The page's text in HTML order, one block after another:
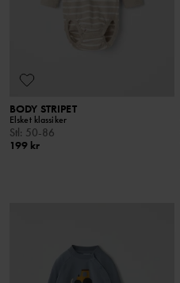
BODY STRIPET
Elsket klassiker
Stl: 50-86
199 kr